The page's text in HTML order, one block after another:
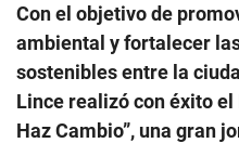
Con el objetivo de
ambiental y fortalecer
sostenibles entre la
Lince realizó con éxito el
Haz Cambio”, una gran